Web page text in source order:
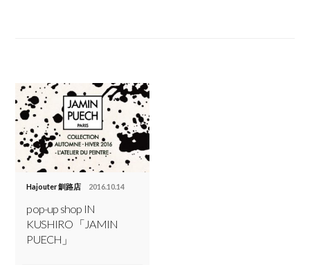
Hajouter 釧路店 2016.10.14
pop-up shop IN
KUSHIRO 「JAMIN
PUECH」